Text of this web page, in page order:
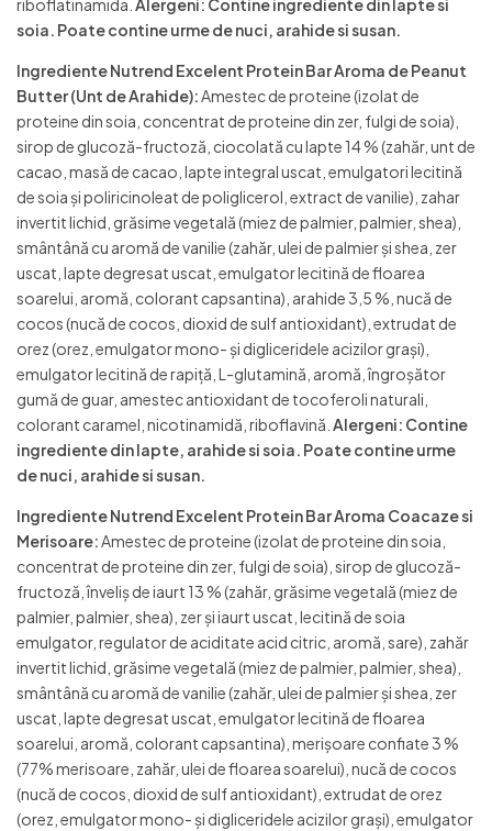
riboflatinamida. Alergeni: Contine ingrediente din lapte si
soia. Poate contine urme de nuci, arahide si susan.
Ingrediente Nutrend Excelent Protein Bar Aroma de Peanut
Butter (Unt de Arahide):Amestec de proteine (izolat de
proteine din soia, concentrat de proteine din zer, fulgi de soia),
sirop de glucoză-fructoză, ciocolată cu lapte 14 % (zahăr, unt de
cacao, masă de cacao, lapte integral uscat, emulgatori lecitină
de soia și poliricinoleat de poliglicerol, extract de vanilie), zahar
invertit lichid, grăsime vegetală (miez de palmier, palmier, shea),
smântână cu aromă de vanilie (zahăr, ulei de palmier și shea, zer
uscat, lapte degresat uscat, emulgator lecitină de floarea
soarelui, aromă, colorant capsantina), arahide 3,5 %, nucă de
cocos (nucă de cocos, dioxid de sulf antioxidant), extrudat de
orez (orez, emulgator mono- şi digliceridele acizilor grași),
emulgator lecitină de rapiță, L-glutamină, aromă, îngroșător
gumă de guar, amestec antioxidant de tocoferoli naturali,
colorant caramel, nicotinamidă, riboflavină. Alergeni: Contine
ingrediente din lapte, arahide si soia. Poate contine urme
de nuci, arahide si susan.
Ingrediente Nutrend Excelent Protein Bar Aroma Coacaze si
Merisoare:Amestec de proteine (izolat de proteine din soia,
concentrat de proteine din zer, fulgi de soia), sirop de glucoză-
fructoză, înveliș de iaurt 13 % (zahăr, grăsime vegetală (miez de
palmier, palmier, shea), zer și iaurt uscat, lecitină de soia
emulgator, regulator de aciditate acid citric, aromă, sare), zahăr
invertit lichid, grăsime vegetală (miez de palmier, palmier, shea),
smântână cu aromă de vanilie (zahăr, ulei de palmier și shea, zer
uscat, lapte degresat uscat, emulgator lecitină de floarea
soarelui, aromă, colorant capsantina), merișoare confiate 3 %
(77% merisoare, zahăr, ulei de floarea soarelui), nucă de cocos
(nucă de cocos, dioxid de sulf antioxidant), extrudat de orez
(orez, emulgator mono- şi digliceridele acizilor grași), emulgator